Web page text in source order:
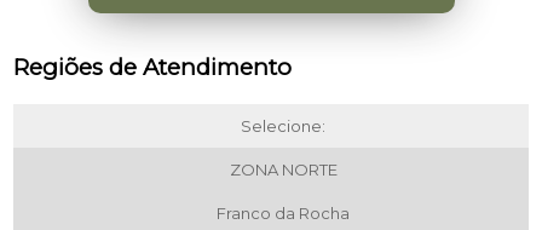
Regiões de Atendimento
Selecione:
ZONA NORTE
Franco da Rocha